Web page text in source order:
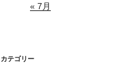
« 7月
カテゴリー